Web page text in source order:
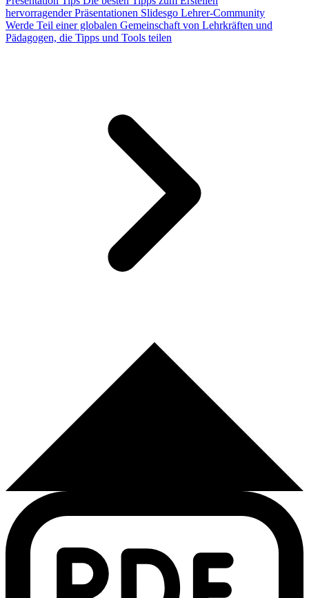
hervorragender Präsentationen Slidesgo Lehrer-Community
Werde Teil einer globalen Gemeinschaft von Lehrkräften und
Pädagogen, die Tipps und Tools teilen